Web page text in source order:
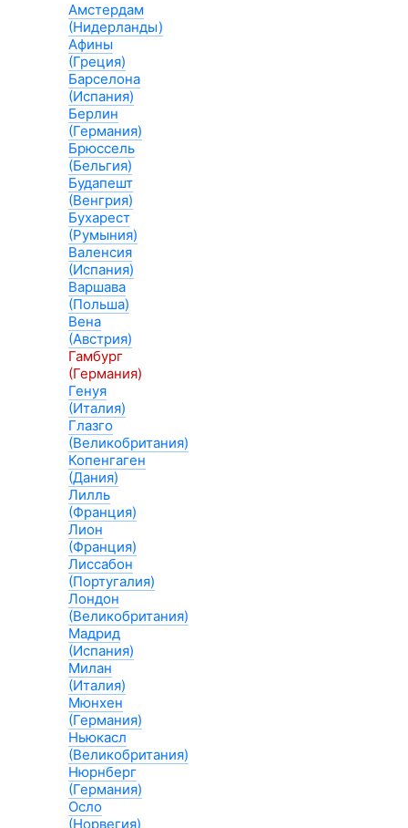
Амстердам
(Нидерланды)
Афины
(Греция)
Барселона
(Испания)
Берлин
(Германия)
Брюссель
(Бельгия)
Будапешт
(Венгрия)
Бухарест
(Румыния)
Валенсия
(Испания)
Варшава
(Польша)
Вена
(Австрия)
Гамбург
(Германия)
Генуя
(Италия)
Глазго
(Великобритания)
Копенгаген
(Дания)
Лилль
(Франция)
Лион
(Франция)
Лиссабон
(Португалия)
Лондон
(Великобритания)
Мадрид
(Испания)
Милан
(Италия)
Мюнхен
(Германия)
Ньюкасл
(Великобритания)
Нюрнберг
(Германия)
Осло
(Норвегия)